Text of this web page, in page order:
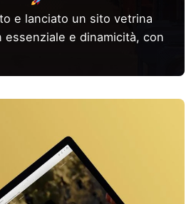
e lanciato un sito vetrina
e dinamicità, con